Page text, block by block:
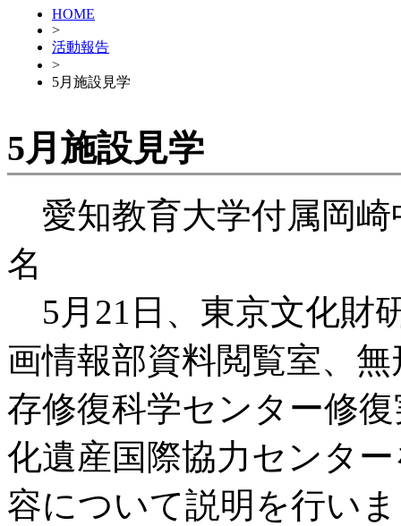
HOME
>
活動報告
>
5月施設見学
5月施設見学
愛知教育大学付属岡
名
5月21日、東京文化財
画情報部資料閲覧室、
存修復科学センター修
化遺産国際協力センタ
容について説明を行い